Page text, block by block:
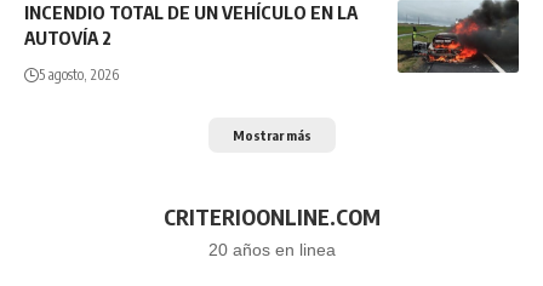
INCENDIO TOTAL DE UN VEHÍCULO EN LA
AUTOVÍA 2
5 agosto, 2026
Mostrar más
CRITERIOONLINE.COM
20 años en linea